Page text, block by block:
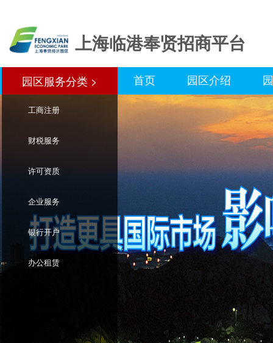
上海临港奉贤招商平台
园区服务分类 >
工商注册
财税服务
许可资质
企业服务
银行开户
办公租赁
园区服务分类> 首页 园区介绍